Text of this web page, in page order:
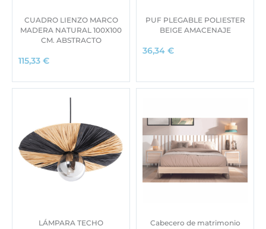
CUADRO LIENZO MARCO
MADERA NATURAL 100X100
CM. ABSTRACTO
115,33 €
PUF PLEGABLE POLIESTER
BEIGE AMACENAJE
36,34 €
LÁMPARA TECHO
Cabecero de matrimonio